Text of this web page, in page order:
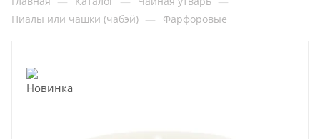
Пиалы или чашки (чабэй) — Фарфоровые